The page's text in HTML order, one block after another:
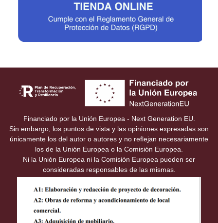
Financiado por la Unión Europea - Next Generation EU.
Sin embargo, los puntos de vista y las opiniones expresadas son
únicamente los del autor o autores y no reflejan necesariamente
los de la Unión Europea o la Comisión Europea.
Ni la Unión Europea ni la Comisión Europea pueden ser
consideradas responsables de las mismas.